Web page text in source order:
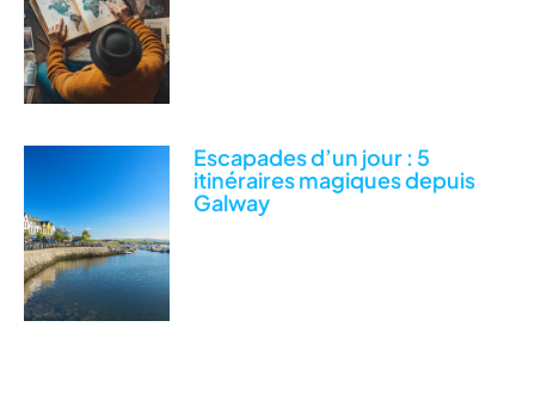
Escapades d’un jour : 5
itinéraires magiques depuis
Galway